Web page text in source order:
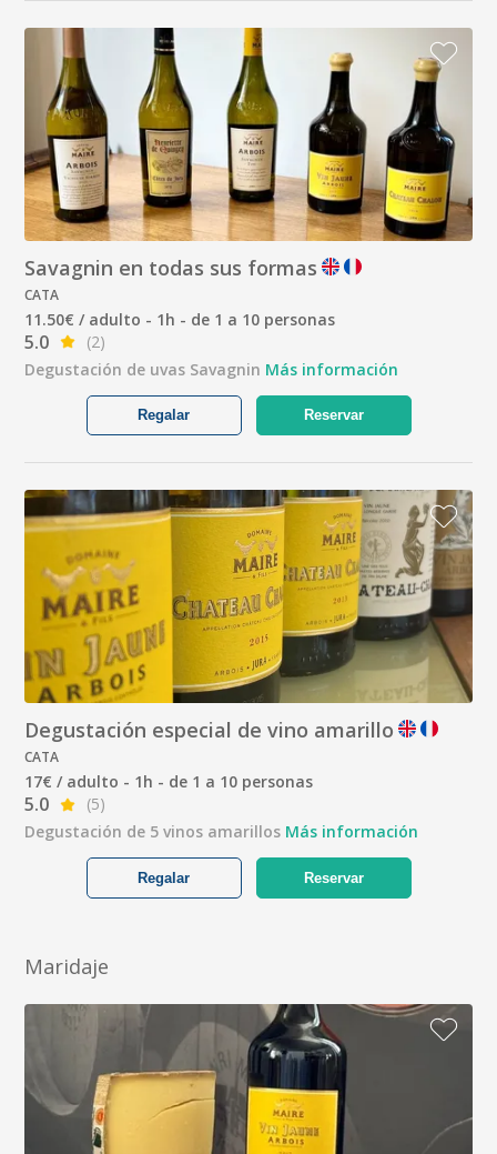
Savagnin en todas sus formas
CATA
11.50€ / adulto - 1h - de 1 a 10 personas
5.0
(2)
Degustación de uvas Savagnin Más información
Reservar
Regalar
Degustación especial de vino amarillo
CATA
17€ / adulto - 1h - de 1 a 10 personas
5.0
(5)
Degustación de 5 vinos amarillos Más información
Reservar
Regalar
Maridaje